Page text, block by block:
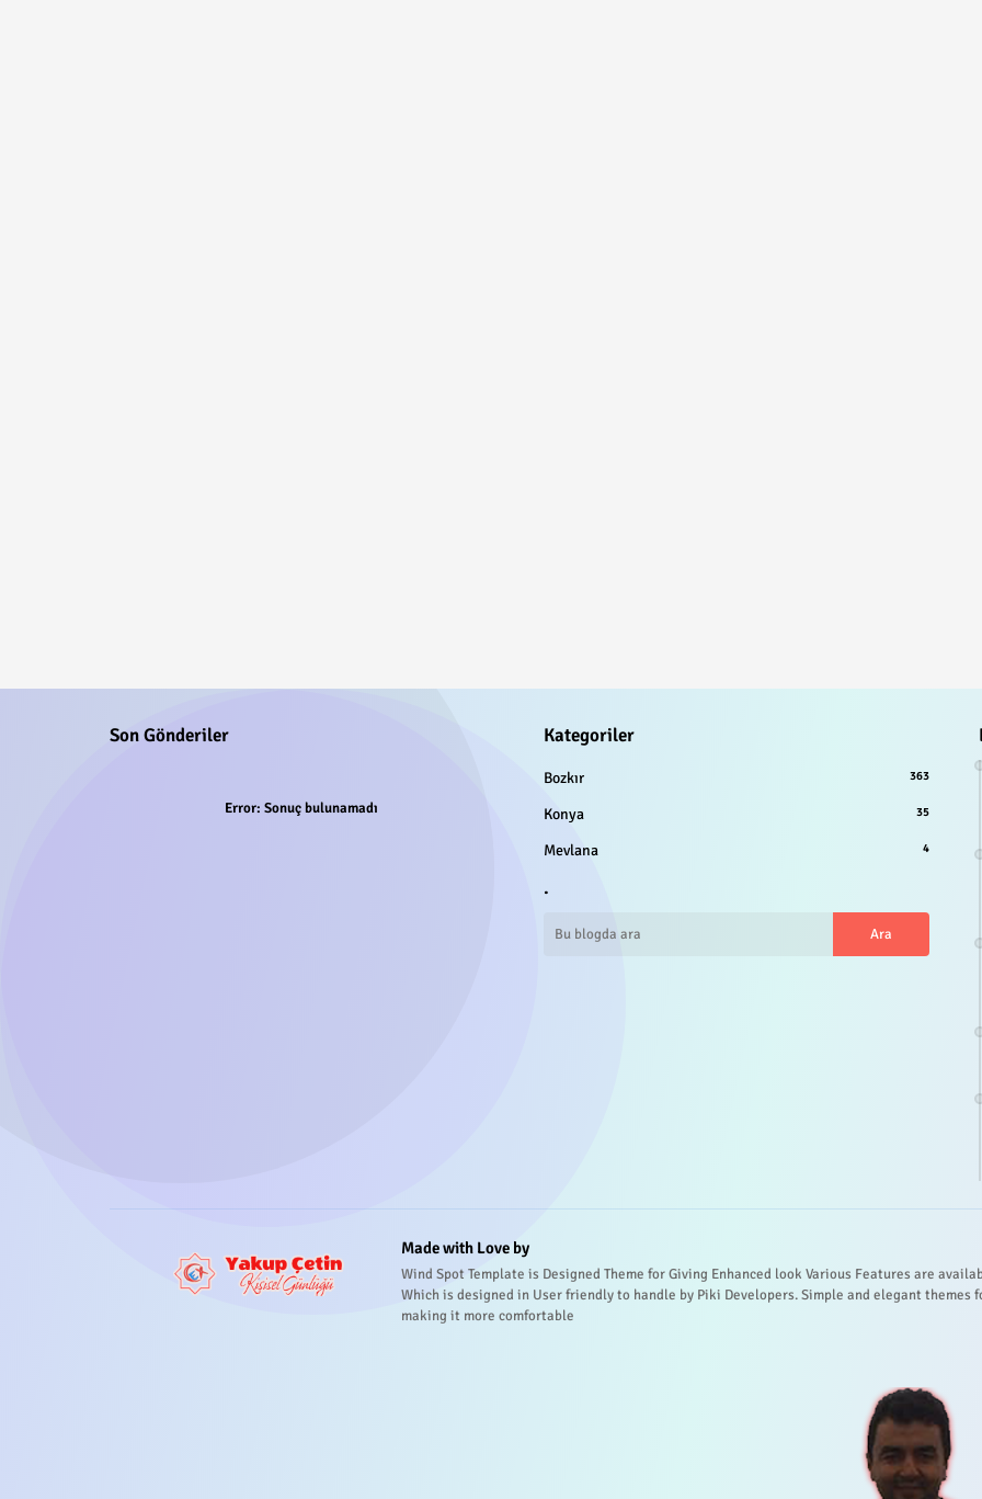
Son Gönderiler
Error: Sonuç bulunamadı
Kategoriler
Bozkır 363
Konya 35
Mevlana 4
.
Made with Love by
Wind Spot Template is Designed Theme for Giving Enhanced look Various Features are
Which is designed in User friendly to handle by Piki Developers. Simple and elegant themes
making it more comfortable